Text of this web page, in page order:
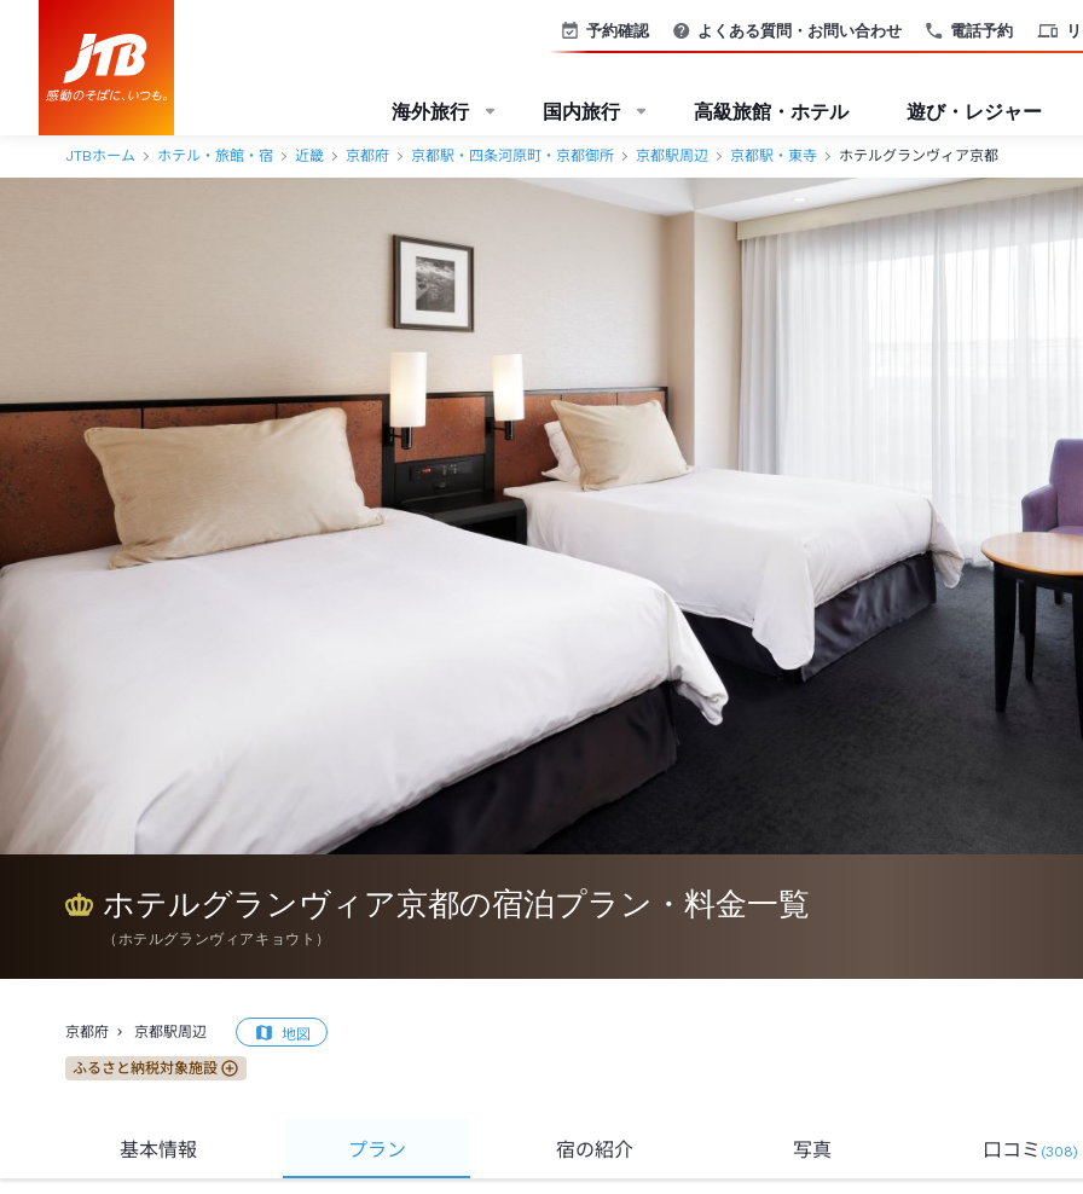
電話予約
予約確認 よくある質問・お問い合わせ
海外旅行 国内旅行 高級旅館・ホテル 遊び・レジャー
JTBホーム ホテル・旅館・宿 近畿 京都府 京都駅・四条河原町・京都御所 京都駅周辺 京都駅・東寺 ホテルグランヴィア京都
ホテルグランヴィア京都の宿泊プラン・料金一覧
（ ホテルグランヴィアキョウト ）
京都府 京都駅周辺 地図
ふるさと納税対象施設
基本情報 プラン 宿の紹介 写真 口コミ (308)